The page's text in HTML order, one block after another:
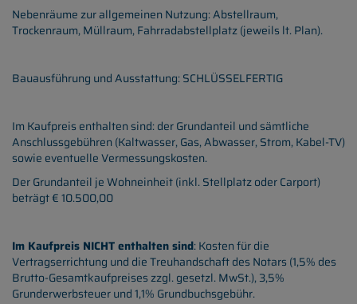
Nebenräume zur allgemeinen Nutzung: Abstellraum,
Trockenraum, Müllraum, Fahrradabstellplatz (jeweils lt. Plan).
Bauausführung und Ausstattung: SCHLÜSSELFERTIG
Im Kaufpreis enthalten sind: der Grundanteil und sämtliche
Anschlussgebühren (Kaltwasser, Gas, Abwasser, Strom, Kabel-TV)
sowie eventuelle Vermessungskosten.
Der Grundanteil je Wohneinheit (inkl. Stellplatz oder Carport)
beträgt € 10.500,00
Im Kaufpreis NICHT enthalten sind: Kosten für die
Vertragserrichtung und die Treuhandschaft des Notars (1,5% des
Brutto-Gesamtkaufpreises zzgl. gesetzl. MwSt.), 3,5%
Grunderwerbsteuer und 1,1% Grundbuchsgebühr.